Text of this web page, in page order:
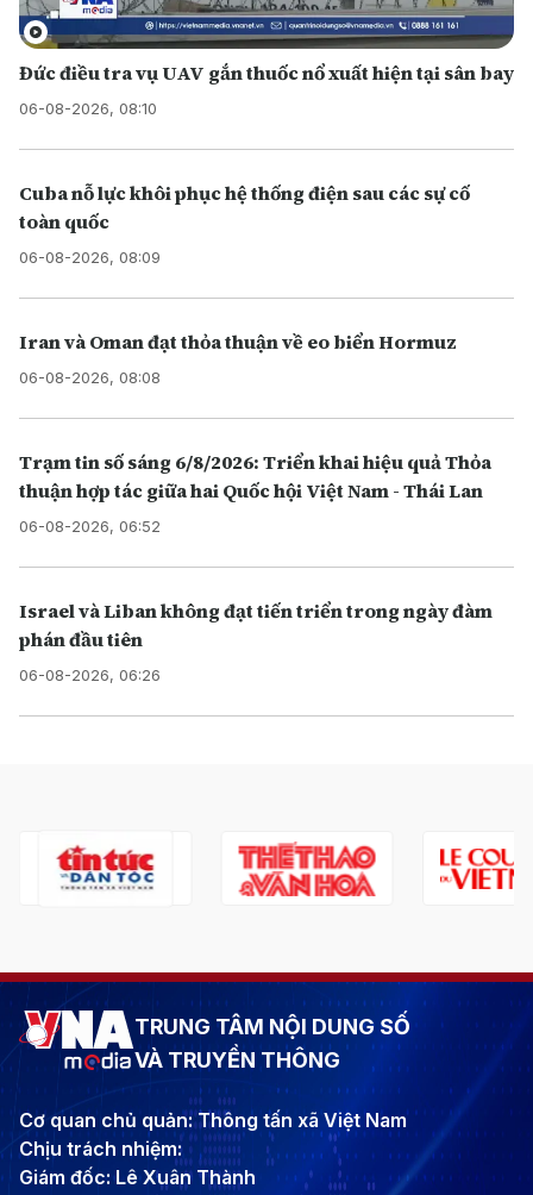
Đức điều tra vụ UAV gắn thuốc nổ xuất hiện tại sân bay
06-08-2026, 08:10
Cuba nỗ lực khôi phục hệ thống điện sau các sự cố
toàn quốc
06-08-2026, 08:09
Iran và Oman đạt thỏa thuận về eo biển Hormuz
06-08-2026, 08:08
Trạm tin số sáng 6/8/2026: Triển khai hiệu quả Thỏa
thuận hợp tác giữa hai Quốc hội Việt Nam - Thái Lan
06-08-2026, 06:52
Israel và Liban không đạt tiến triển trong ngày đàm
phán đầu tiên
06-08-2026, 06:26
TRUNG TÂM NỘI DUNG SỐ
VÀ TRUYỀN THÔNG
Cơ quan chủ quản: Thông tấn xã Việt Nam
Chịu trách nhiệm:
Giám đốc: Lê Xuân Thành